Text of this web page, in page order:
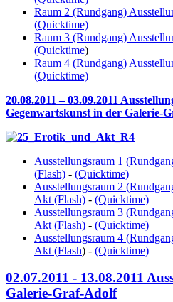
Raum 2 (Rundgang)
(Quicktime)
Raum 3 (Rundgang)
(Quicktime)
Raum 4 (Rundgang)
(Quicktime)
20.08.2011 – 03.09.2011
Gegenwartskunst in der Galerie-
Ausstellungsraum 1
(Flash) - (Quicktime)
Ausstellungsraum 2
Akt (Flash) - (Quicktime)
Ausstellungsraum 3
Akt (Flash) - (Quicktime)
Ausstellungsraum 4
Akt (Flash) - (Quicktime)
02.07.2011 - 13.08.2011
Galerie-Graf-Adolf